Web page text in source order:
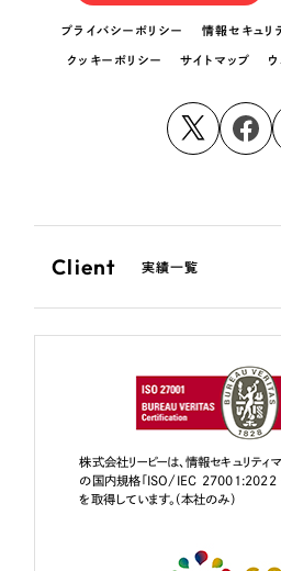
プライバシーポリシー 情報セキュリ
クッキーポリシー サイトマップ
Client 実績一覧
株式会社リーピーは、情報セキュリティ
の国内規格「ISO/IEC
を取得しています。（本社のみ）